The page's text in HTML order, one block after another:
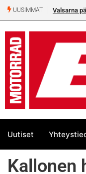
UUSIMMAT Valsarna
Uutiset
Kallonen